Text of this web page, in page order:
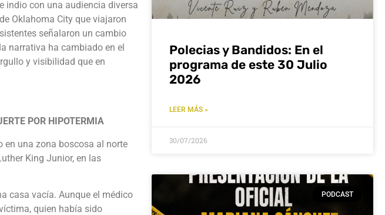
indio con una audiencia diversa
Oklahoma City que viajaron
señalaron un cambio
narrativa ha cambiado en el
y visibilidad que en
POR HIPOTERMIA
en una zona boscosa al norte
King Junior, en las
casa vacía. Aunque el médico
quien había sido
Polecias y Bandidos: En el
programa de este 30 Julio
2026
LEER MÁS »
30/07/2026
PODCAST